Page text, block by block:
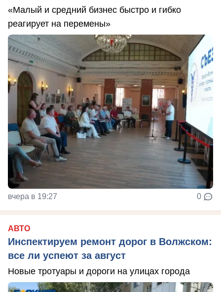
«Малый и средний бизнес быстро и гибко
реагирует на перемены»
вчера в 19:27 0
АВТО
Инспектируем ремонт дорог в Волжском:
все ли успеют за август
Новые тротуары и дороги на улицах города